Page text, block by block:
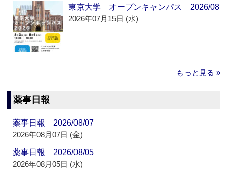
東京大学 オープンキャンパス 2026/08
2026年07月15日 (水)
もっと見る »
薬事日報
薬事日報 2026/08/07
2026年08月07日 (金)
薬事日報 2026/08/05
2026年08月05日 (水)